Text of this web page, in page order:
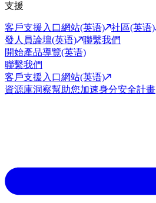
支援
客戶支援入口網站(英语) 社區(英语)
發人員論壇(英语)
聯繫我們
開始產品導覽(英语)
聯繫我們
客戶支援入口網站(英语)
資源庫洞察幫助您加速身分安全計畫